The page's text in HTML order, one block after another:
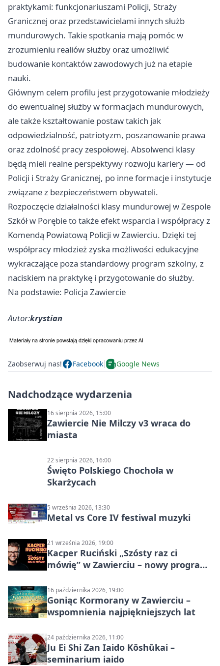
praktykami: funkcjonariuszami Policji, Straży
Granicznej oraz przedstawicielami innych służb
mundurowych. Takie spotkania mają pomóc w
zrozumieniu realiów służby oraz umożliwić
budowanie kontaktów zawodowych już na etapie
nauki.
Głównym celem profilu jest przygotowanie młodzieży
do ewentualnej służby w formacjach mundurowych,
ale także kształtowanie postaw takich jak
odpowiedzialność, patriotyzm, poszanowanie prawa
oraz zdolność pracy zespołowej. Absolwenci klasy
będą mieli realne perspektywy rozwoju kariery — od
Policji i Straży Granicznej, po inne formacje i instytucje
związane z bezpieczeństwem obywateli.
Rozpoczęcie działalności klasy mundurowej w Zespole
Szkół w Porębie to także efekt wsparcia i współpracy z
Komendą Powiatową Policji w Zawierciu. Dzięki tej
współpracy młodzież zyska możliwości edukacyjne
wykraczające poza standardowy program szkolny, z
naciskiem na praktykę i przygotowanie do służby.
Na podstawie: Policja Zawiercie
Autor:krystian
Zaobserwuj nas! Facebook Google News
Nadchodzące wydarzenia
16 sierpnia 2026, 15:00
Zawiercie Nie Milczy v3 wraca do
miasta
22 sierpnia 2026, 16:00
Święto Polskiego Chochoła w
Skarżycach
5 września 2026, 13:30
Metal vs Core IV festiwal muzyki
21 września 2026, 19:00
Kacper Ruciński „Szósty raz ci
mówię” w Zawierciu – nowy program
16 października 2026, 19:00
Goniąc Kormorany w Zawierciu –
wspomnienia najpiękniejszych lat
24 października 2026, 11:00
Ju Ei Shi Zan Iaido Kōshūkai –
seminarium iaido